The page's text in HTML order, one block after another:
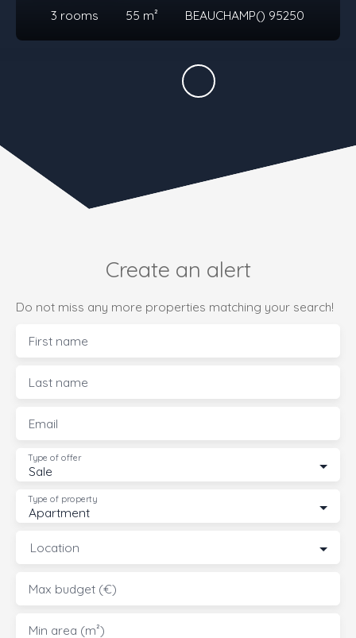
3 rooms 55 m² BEAUCHAMP() 95250
Create an alert
Do not miss any more properties matching your search!
First name
Last name
Email
Sale
Type of offer
Apartment
Type of property
Location
Max budget (€)
Min area (m²)